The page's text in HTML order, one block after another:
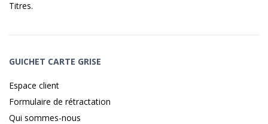
Titres.
GUICHET CARTE GRISE
Espace client
Formulaire de rétractation
Qui sommes-nous